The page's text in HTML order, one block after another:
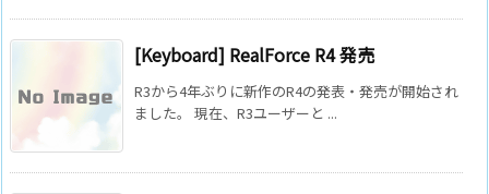
[Keyboard] RealForce R4 発売
R3から4年ぶりに新作のR4の発表・発売が開始され
ました。 現在、R3ユーザーと ...